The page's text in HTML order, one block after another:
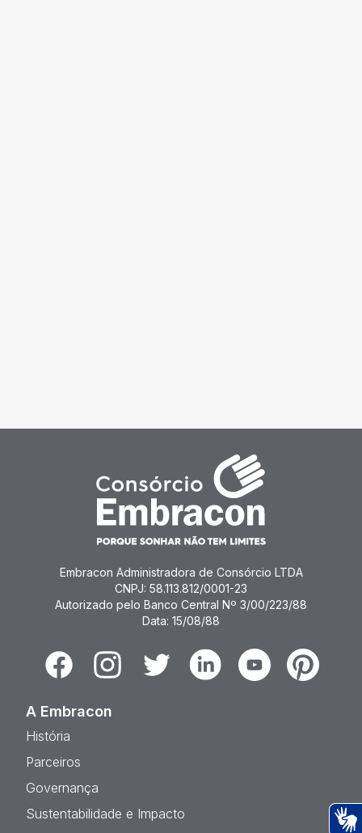
Embracon Administradora de Consórcio LTDA
CNPJ: 58.113.812/0001-23
Autorizado pelo Banco Central Nº 3/00/223/88
Data: 15/08/88
FacebookInstagramTwitter LinkedinYoutubePinterest
A Embracon
História
Parceiros
Governança
Sustentabilidade e Impacto